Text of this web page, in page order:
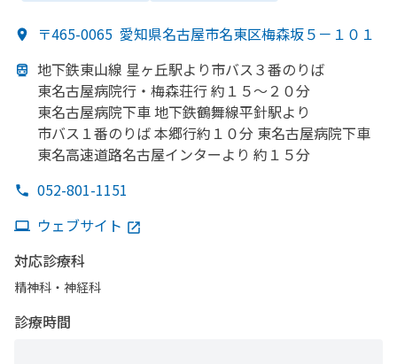
〒465-0065 愛知県名古屋市名東区梅森坂５－１０１
地下鉄東山線 星ヶ丘駅より市バス３番のりば
東名古屋病院行・梅森荘行 約１５～２０分
東名古屋病院下車 地下鉄鶴舞線平針駅より
市バス１番のりば 本郷行約１０分 東名古屋病院下車
東名高速道路名古屋インターより 約１５分
052-801-1151
ウェブサイト
対応診療科
精神科・神経科
診療時間